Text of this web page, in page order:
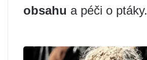
obsahu a péči o ptáky.